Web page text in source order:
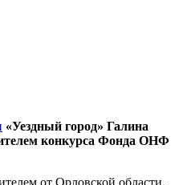
«Уездный город» Галина
конкурса Фонда ОНФ
от Орловской области.